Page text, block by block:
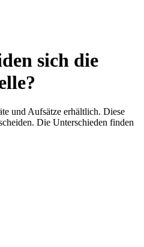
sich die
und Aufsätze erhältlich. Diese
Die Unterschieden finden